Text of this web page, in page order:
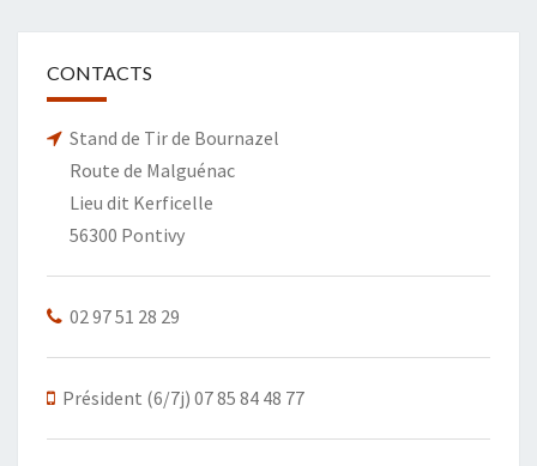
CONTACTS
Stand de Tir de Bournazel
Route de Malguénac
Lieu dit Kerficelle
56300 Pontivy
02 97 51 28 29
Président (6/7j) 07 85 84 48 77